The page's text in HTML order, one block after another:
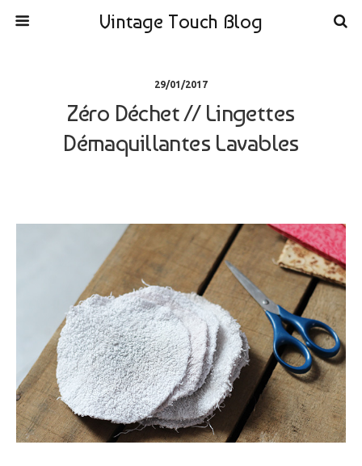
Vintage Touch Blog
29/01/2017
Zéro Déchet // Lingettes
Démaquillantes Lavables